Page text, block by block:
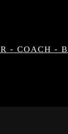
- COACH -